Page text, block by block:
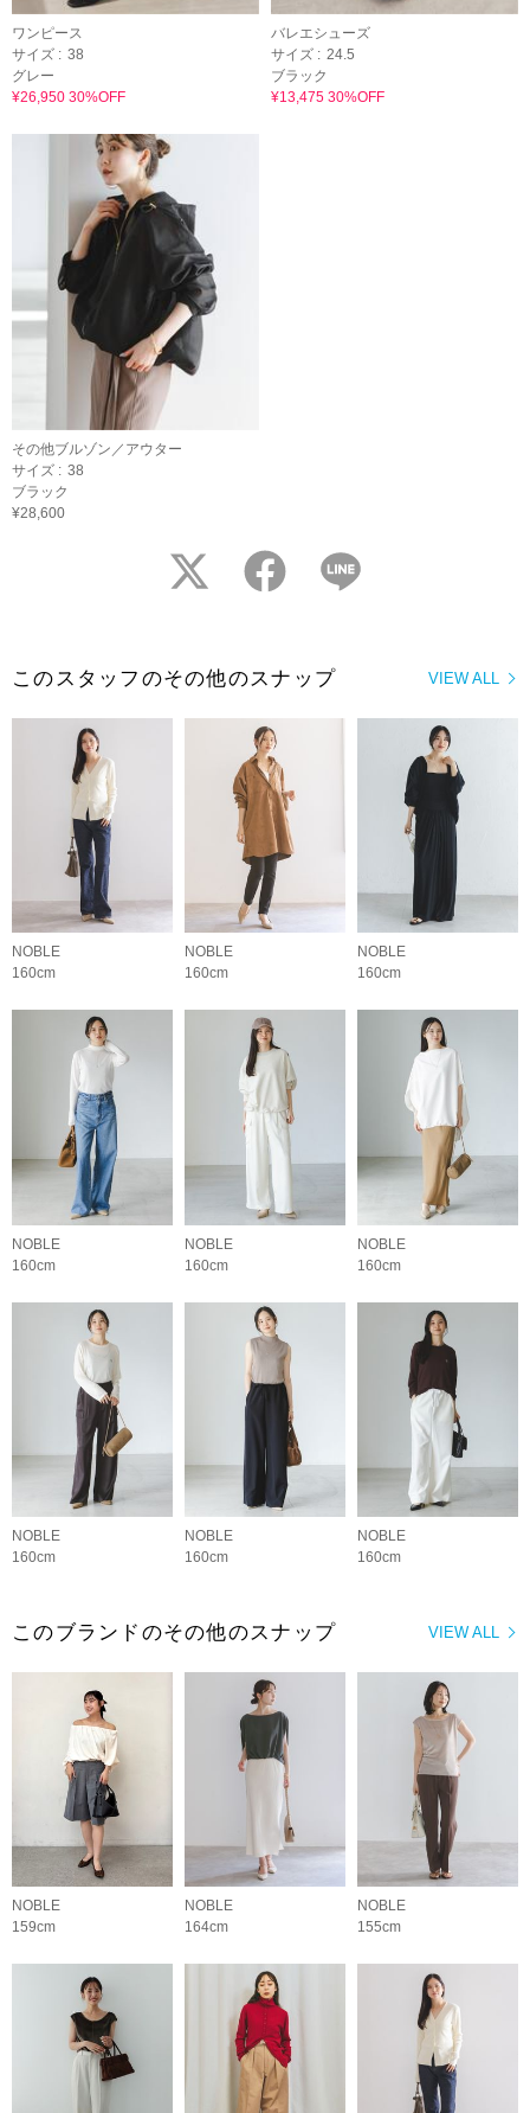
ワンピース
サイズ : 38
グレー
¥26,950 30%OFF
バレエシューズ
サイズ : 24.5
ブラック
¥13,475 30%OFF
その他ブルゾン／アウター
サイズ : 38
ブラック
¥28,600
twitter facebook
VIEW ALL
このスタッフのその他のスナップ
NOBLE
160cm
NOBLE
160cm
NOBLE
160cm
NOBLE
160cm
NOBLE
160cm
NOBLE
160cm
NOBLE
160cm
NOBLE
160cm
NOBLE
160cm
VIEW ALL
このブランドのその他のスナップ
NOBLE
159cm
NOBLE
164cm
NOBLE
155cm